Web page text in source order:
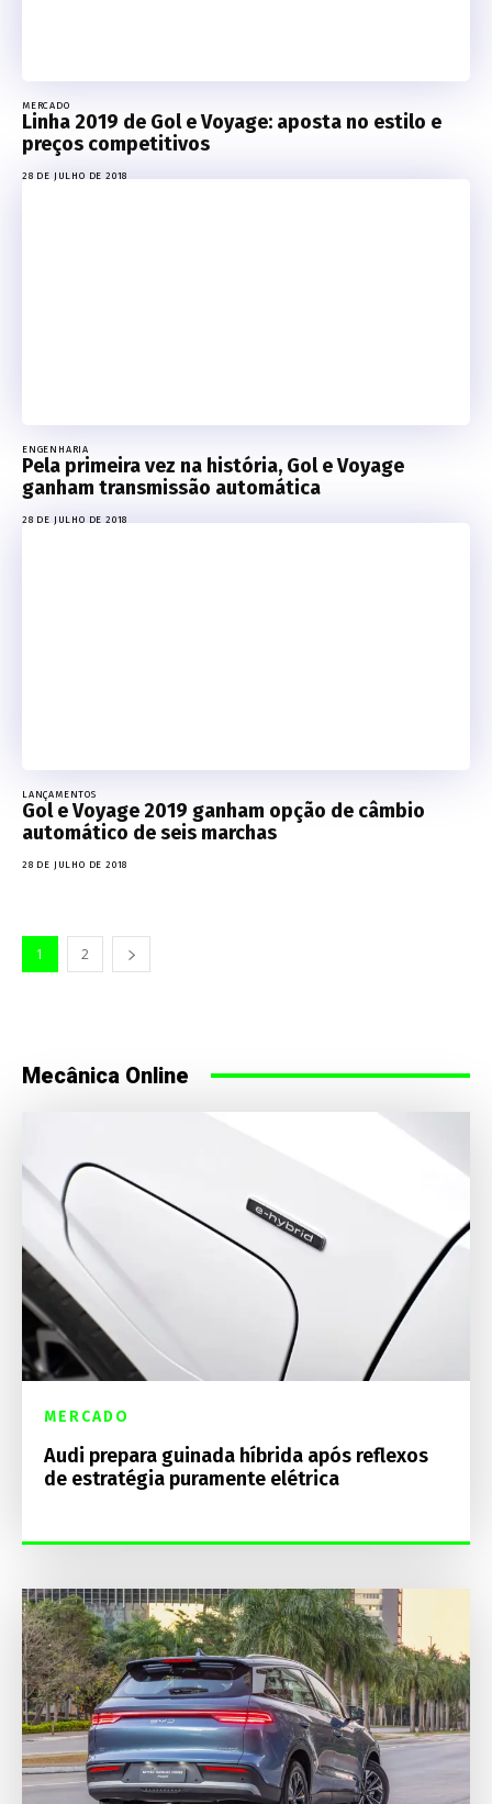
MERCADO
Linha 2019 de Gol e Voyage: aposta no estilo e
preços competitivos
28 DE JULHO DE 2018
ENGENHARIA
Pela primeira vez na história, Gol e Voyage
ganham transmissão automática
28 DE JULHO DE 2018
LANÇAMENTOS
Gol e Voyage 2019 ganham opção de câmbio
automático de seis marchas
28 DE JULHO DE 2018
1 2
Mecânica Online
MERCADO
Audi prepara guinada híbrida após reflexos
de estratégia puramente elétrica